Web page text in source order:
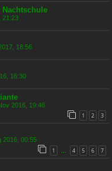
Nachtschule
21:23
18:56
16:30
2016, 19:46
1 2 3
2016, 00:55
1 4 5 6 7